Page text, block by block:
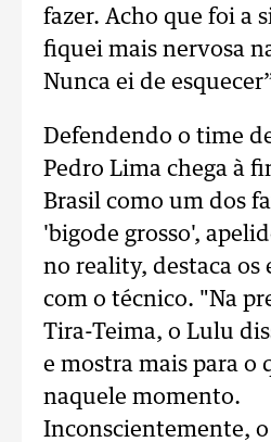
fazer. Acho que foi a
fiquei mais nervosa
Nunca ei de
Defendendo o time
Pedro Lima chega à
Brasil como um dos
'bigode grosso',
no reality, destaca os
com o técnico. "Na
Tira-Teima, o Lulu
e mostra mais para o
naquele momento.
Inconscientemente,